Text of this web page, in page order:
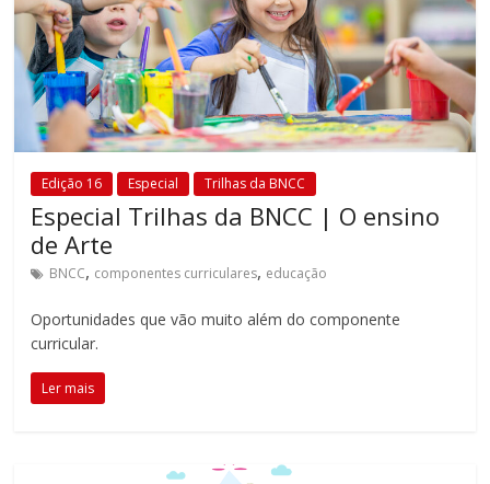
Edição 16 Especial Trilhas da BNCC
Especial Trilhas da BNCC | O ensino
de Arte
BNCC, componentes curriculares, educação
Oportunidades que vão muito além do componente
curricular.
Ler mais